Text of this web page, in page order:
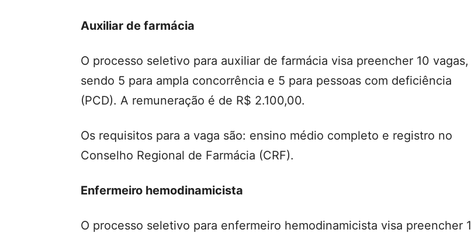
Auxiliar de farmácia
O processo seletivo para auxiliar de farmácia visa preencher 10 vagas,
sendo 5 para ampla concorrência e 5 para pessoas com deficiência
(PCD). A remuneração é de R$ 2.100,00.
Os requisitos para a vaga são: ensino médio completo e registro no
Conselho Regional de Farmácia (CRF).
Enfermeiro hemodinamicista
O processo seletivo para enfermeiro hemodinamicista visa preencher 1